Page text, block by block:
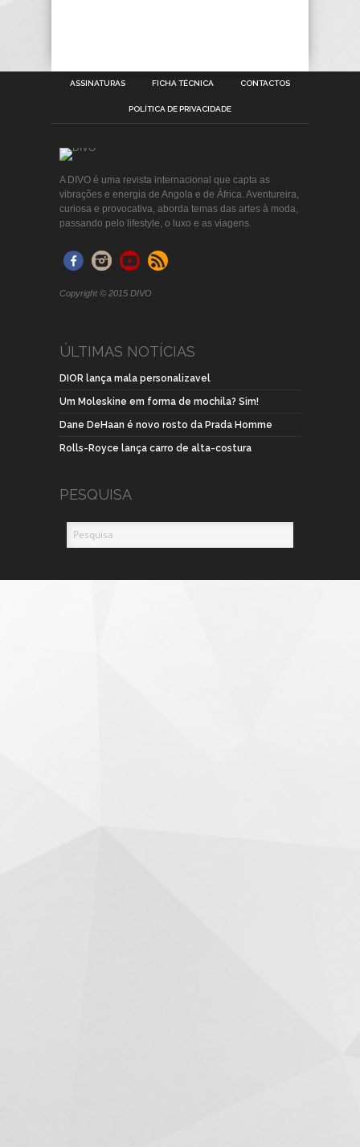
ASSINATURAS FICHA TÉCNICA CONTACTOS
POLÍTICA DE PRIVACIDADE
A DIVO é uma revista internacional que capta as
vibrações e energia de Angola e de África. Aventureira,
curiosa e provocativa, aborda temas das artes à moda,
passando pelo lifestyle, o luxo e as viagens.
Copyright © 2015 DIVO
ÚLTIMAS NOTÍCIAS
DIOR lança mala personalizavel
Um Moleskine em forma de mochila? Sim!
Dane DeHaan é novo rosto da Prada Homme
Rolls-Royce lança carro de alta-costura
PESQUISA